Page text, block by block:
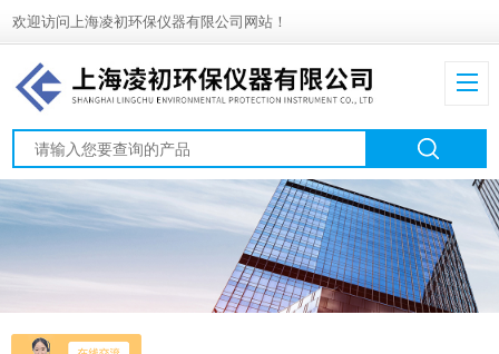
欢迎访问上海凌初环保仪器有限公司网站！